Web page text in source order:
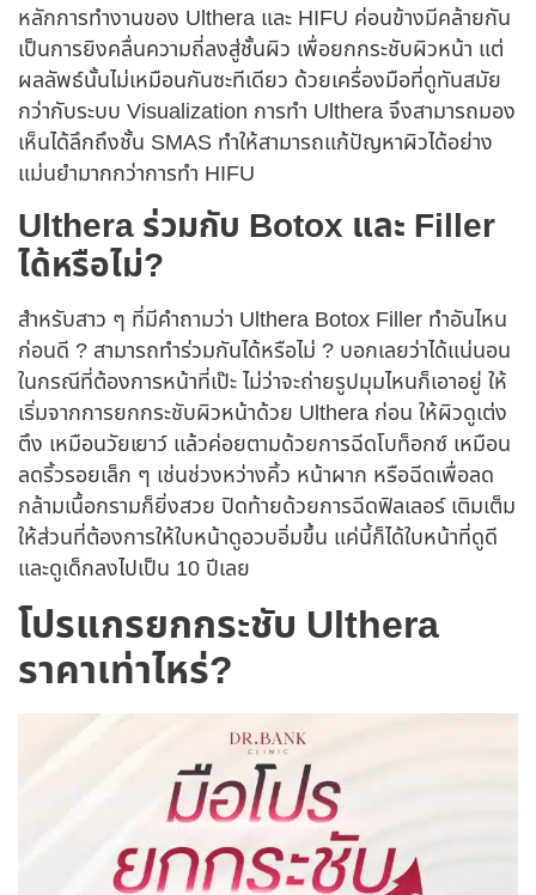
หลักการทำงานของ Ulthera และ HIFU ค่อนข้างมีคล้ายกัน
เป็นการยิงคลื่นความถี่ลงสู่ชั้นผิว เพื่อยกกระชับผิวหน้า แต่
ผลลัพธ์นั้นไม่เหมือนกันซะทีเดียว ด้วยเครื่องมือที่ดูทันสมัย
กว่ากับระบบ Visualization การทำ Ulthera จึงสามารถมอง
เห็นได้ลึกถึงชั้น SMAS ทำให้สามารถแก้ปัญหาผิวได้อย่าง
แม่นยำมากกว่าการทำ HIFU
Ulthera ร่วมกับ Botox และ Filler
ได้หรือไม่?
สำหรับสาว ๆ ที่มีคำถามว่า Ulthera Botox Filler ทำอันไหน
ก่อนดี ? สามารถทำร่วมกันได้หรือไม่ ? บอกเลยว่าได้แน่นอน
ในกรณีที่ต้องการหน้าที่เป๊ะ ไม่ว่าจะถ่ายรูปมุมไหนก็เอาอยู่ ให้
เริ่มจากการยกกระชับผิวหน้าด้วย Ulthera ก่อน ให้ผิวดูเต่ง
ตึง เหมือนวัยเยาว์ แล้วค่อยตามด้วยการฉีดโบท็อกซ์ เหมือน
ลดริ้วรอยเล็ก ๆ เช่นช่วงหว่างคิ้ว หน้าผาก หรือฉีดเพื่อลด
กล้ามเนื้อกรามก็ยิ่งสวย ปิดท้ายด้วยการฉีดฟิลเลอร์ เติมเต็ม
ให้ส่วนที่ต้องการให้ใบหน้าดูอวบอิ่มขึ้น แค่นี้ก็ได้ใบหน้าที่ดูดี
และดูเด็กลงไปเป็น 10 ปีเลย
โปรแกรยกกระชับ Ulthera
ราคาเท่าไหร่?